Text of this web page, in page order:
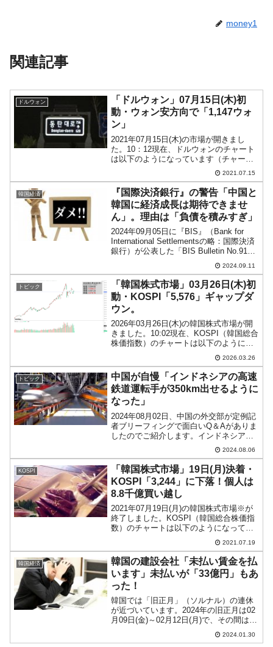
money1
関連記事
ドルウォン
「ドルウォン」07月15日(木)初
動・ウォン安方向で「1,147ウォ
ン」
2021年07月15日(木)の市場が開きまし
た。10：12現在、ドルウォンのチャート
は以下のようになっています（チャート
は『Investing.com』より引用）。陽線で
ウォン安方向へ進行しています。現在「1
ドル＝1,147ウォン」近辺の攻...
2021.07.15
韓国経済
『国際決済銀行』の警告「中国と
韓国に経済成長は期待できませ
ん」。理由は「負債を積みすぎ」
2024年09月05日に『BIS』（Bank for
International Settlementsの略：国際決済
銀行）が公表した「BIS Bulletin No.91」
のリポートが韓国に衝撃を与えていま
2024.09.11
トピック
「韓国株式市場」03月26日(木)初
動・KOSPI「5,576」ギャップダ
ウン。
2026年03月26日(木)の韓国株式市場が開
きました。10:02現在、KOSPI（韓国総合
株価指数）のチャートは以下のようにな
『Investing.com』より引用）。ギャップ
ダウンして始まりました。KOSPIは「5...
2026.03.26
トピック
中国が自慢「インドネシアの高速
鉄道運転手が350km出せるように
なった」
2024年08月02日、中国の外交部が定例記
者ブリーフィングで面白いQ＆Aがありま
したのでご紹介します。インドネシアが
中国に発注して造った高速鉄道について
質疑応答です。日本のオファーを蹴飛ば
して中国を選んだインドネシアですが、
読者の皆さまも...
2024.08.06
KOSPI
「韓国株式市場」19日(月)決着・
KOSPI「3,244」に下落！個人は
8.8千億買い越し
2021年07月19日(月)の韓国株式市場※が
終了しました。KOSPI（韓国総合株価指
数）のチャートは以下のようになってい
ます（チャートは『Investing.com』より
引用：以下同）。本日は窓をあけて下落
のまま締まりました。KOSPIの...
2021.07.19
韓国経済
韓国の建設会社「未払い賃金を払
います」未払いが「33億円」もあ
った！
韓国では「旧正月」（ソルナル）の連休
が近づいています。2024年の旧正月は02
月09日(金)～02月12日(月)で、その間は市
場もお休みです。2024年01月25日、（事
実上の経営破たんで）ワークアウトに入
2024.01.30